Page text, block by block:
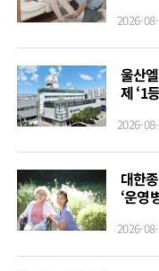
2026-
울산
제 ‘1
2026-
대한
‘운영
2026-